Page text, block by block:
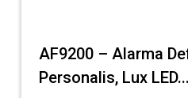
AF9200 – Alarma
Personalis, Lux LED...